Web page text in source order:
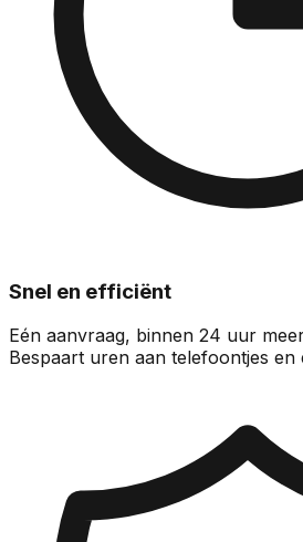
Snel en efficiënt
Eén aanvraag, binnen 24 uur
Bespaart uren aan telefoontjes en